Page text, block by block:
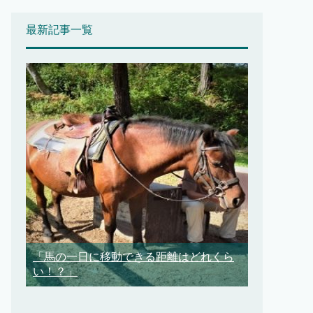
最新記事一覧
「馬の一日に移動できる距離はどれくら
い！？」